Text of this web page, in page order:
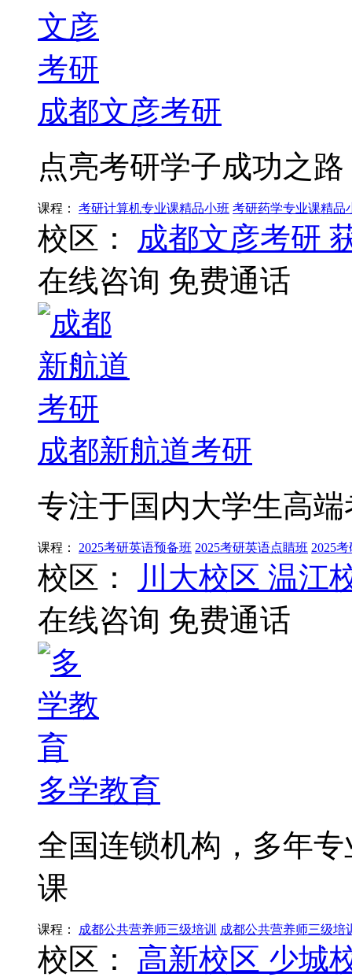
成都文彦考研
点亮考研学子成功之路
课程： 考研计算机专业课精品小班 考研药学专业课精品
校区： 成都文彦考研
在线咨询 免费通话
成都新航道考研
专注于国内大学生高
课程： 2025考研英语预备班 2025考研英语点睛班 2025
校区： 川大校区 温江
在线咨询 免费通话
多学教育
全国连锁机构，多年
课
课程： 成都公共营养师三级培训 成都公共营养师三级培
校区： 高新校区 少城